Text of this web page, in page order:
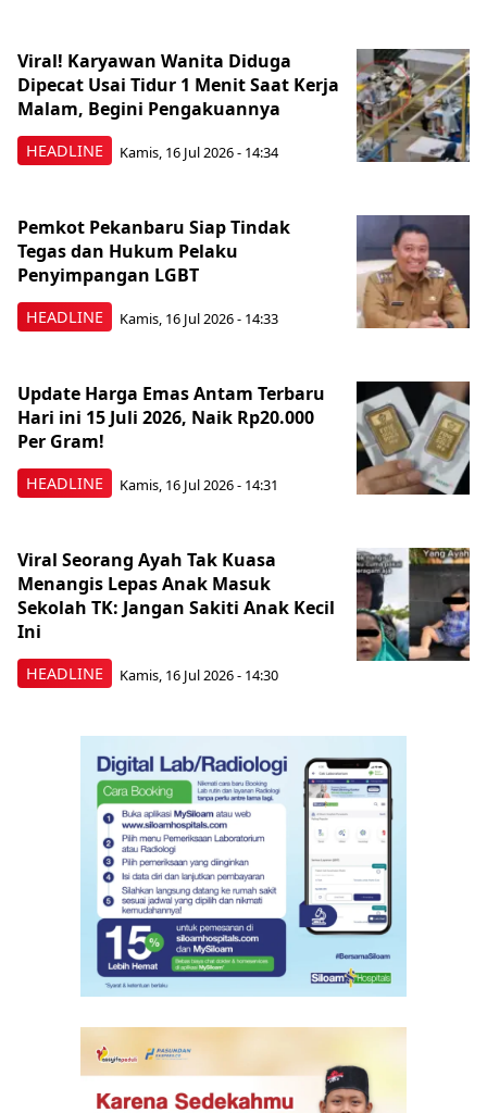
HEADLINE
Viral! Karyawan Wanita Diduga
Dipecat Usai Tidur 1 Menit Saat Kerja
Malam, Begini Pengakuannya
Kamis, 16 Jul 2026 - 14:34
HEADLINE
Pemkot Pekanbaru Siap Tindak
Tegas dan Hukum Pelaku
Penyimpangan LGBT
Kamis, 16 Jul 2026 - 14:33
HEADLINE
Update Harga Emas Antam Terbaru
Hari ini 15 Juli 2026, Naik Rp20.000
Per Gram!
Kamis, 16 Jul 2026 - 14:31
HEADLINE
Viral Seorang Ayah Tak Kuasa
Menangis Lepas Anak Masuk
Sekolah TK: Jangan Sakiti Anak Kecil
Ini
Kamis, 16 Jul 2026 - 14:30